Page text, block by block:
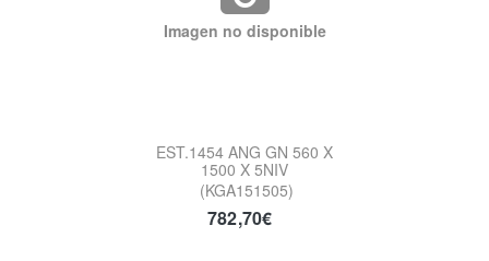
Imagen no disponible
EST.1454 ANG GN 560 X
1500 X 5NIV
(KGA151505)
782,70€